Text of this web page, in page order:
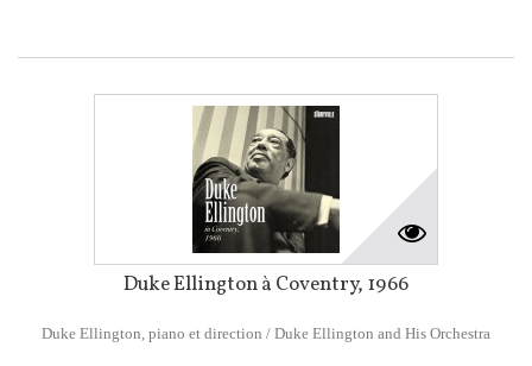
Duke Ellington à Coventry, 1966
Duke Ellington, piano et direction / Duke Ellington and His Orchestra